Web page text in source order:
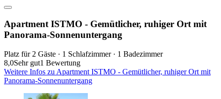
Apartment ISTMO - Gemütlicher, ruhiger Ort mit
Panorama-Sonnenuntergang
Platz für 2 Gäste · 1 Schlafzimmer · 1 Badezimmer
8,0Sehr gut1 Bewertung
Weitere Infos zu Apartment ISTMO - Gemütlicher, ruhiger Ort mit
Panorama-Sonnenuntergang